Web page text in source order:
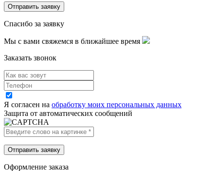
Спасибо за заявку
Мы с вами свяжемся в ближайшее время
Заказать звонок
Я согласен на обработку моих персональных данных
Защита от автоматических сообщений
Оформление заказа